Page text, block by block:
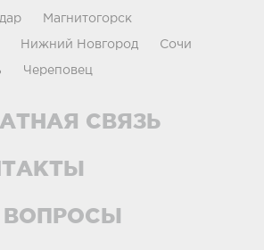
Магнитогорск
Нижний Новгород Сочи
Череповец
СВЯЗЬ
ВОПРОСЫ